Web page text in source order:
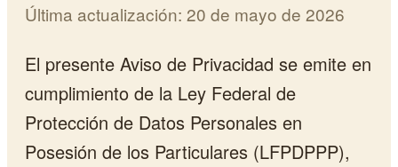
Última actualización: 20 de mayo de 2026
El presente Aviso de Privacidad se emite en
cumplimiento de la Ley Federal de
Protección de Datos Personales en
Posesión de los Particulares (LFPDPPP),